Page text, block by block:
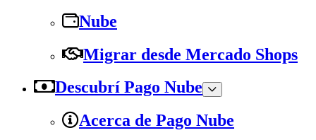
Nube
Migrar desde Mercado Shops
Descubrí Pago Nube
Acerca de Pago Nube